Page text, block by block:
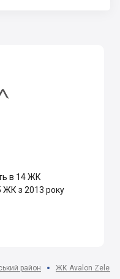
в 14 ЖК
ЖК з 2013 року
район ЖК Avalon Zelena